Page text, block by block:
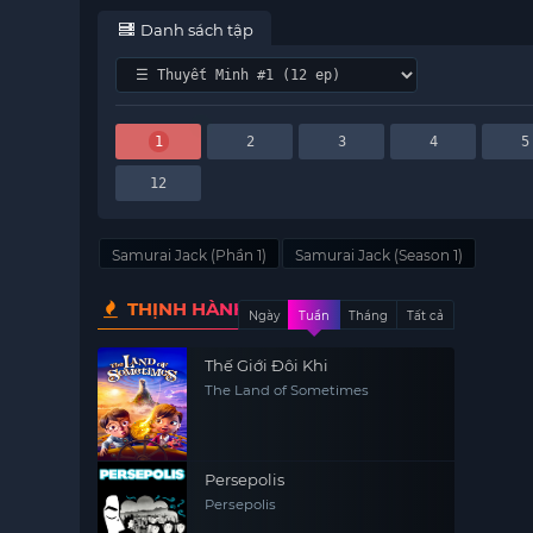
Danh sách tập
1 2 3 4 5
12
Samurai Jack (Phần 1) Samurai Jack (Season 1)
THỊNH HÀNH Ngày Tuần Tháng Tất cả
Thế Giới Đôi Khi
The Land of Sometimes
Persepolis
Persepolis